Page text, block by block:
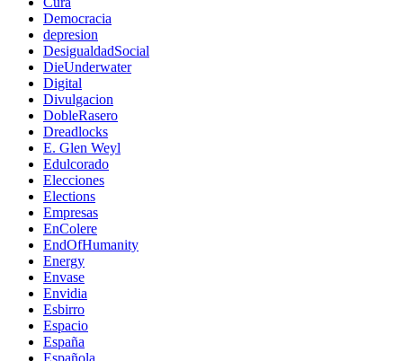
Democracia
depresion
DesigualdadSocial
DieUnderwater
Digital
Divulgacion
DobleRasero
Dreadlocks
E. Glen Weyl
Edulcorado
Elecciones
Elections
Empresas
EnColere
EndOfHumanity
Energy
Envase
Envidia
Esbirro
Espacio
España